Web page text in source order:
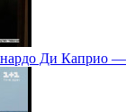
Ди Каприо —